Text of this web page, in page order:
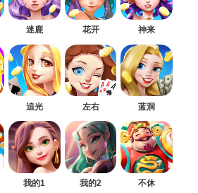
迷鹿 花开 神来
追光 左右 蓝洞
我的1 我的2 不休